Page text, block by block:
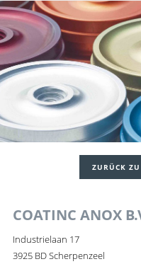
ZURÜCK
COATINC ANOX
Industrielaan 17
3925 BD Scherpenzeel